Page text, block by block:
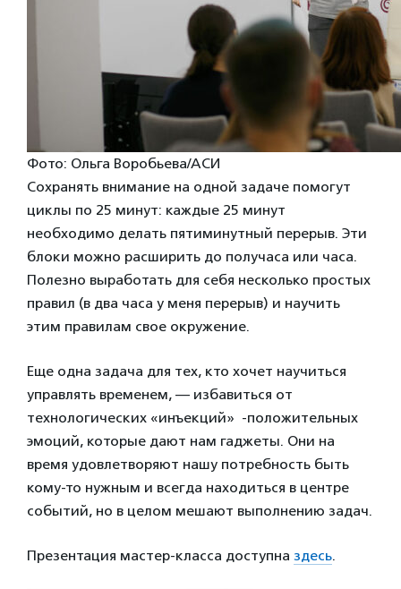
Фото: Ольга Воробьева/АСИ
Сохранять внимание на одной задаче помогут
циклы по 25 минут: каждые 25 минут
необходимо делать пятиминутный перерыв. Эти
блоки можно расширить до получаса или часа.
Полезно выработать для себя несколько простых
правил (в два часа у меня перерыв) и научить
этим правилам свое окружение.
Еще одна задача для тех, кто хочет научиться
управлять временем, — избавиться от
технологических «инъекций» -положительных
эмоций, которые дают нам гаджеты. Они на
время удовлетворяют нашу потребность быть
кому-то нужным и всегда находиться в центре
событий, но в целом мешают выполнению задач.
Презентация мастер-класса доступна здесь.